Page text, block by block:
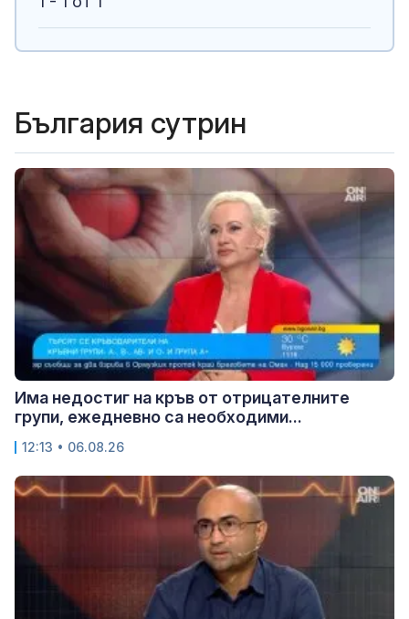
България сутрин
Има недостиг на кръв от отрицателните
групи, ежедневно са необходими...
12:13 • 06.08.26